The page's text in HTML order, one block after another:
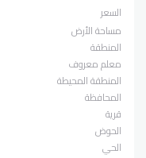
السعر
مساحة الأرض
المنطقة
معلم معروف
المنطقة المحيطة
المحافظة
قرية
الحوض
الحي